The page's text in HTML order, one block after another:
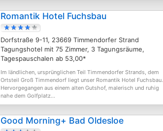
Romantik Hotel Fuchsbau
Dorfstraße 9-11, 23669 Timmendorfer Strand
Tagungshotel mit 75 Zimmer, 3 Tagungsräume,
Tagespauschalen ab 53,00*
Im ländlichen, ursprünglichen Teil Timmendorfer Strands, dem
Ortsteil Groß Timmendorf liegt unser Romantik Hotel Fuchsbau.
Hervorgegangen aus einem alten Gutshof, malerisch und ruhig
nahe dem Golfplatz...
Good Morning+ Bad Oldesloe